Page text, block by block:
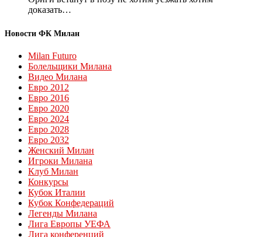
доказать…
Новости ФК Милан
Milan Futuro
Болельщики Милана
Видео Милана
Евро 2012
Евро 2016
Евро 2020
Евро 2024
Евро 2028
Евро 2032
Женский Милан
Игроки Милана
Клуб Милан
Конкурсы
Кубок Италии
Кубок Конфедераций
Легенды Милана
Лига Европы УЕФА
Лига конференций